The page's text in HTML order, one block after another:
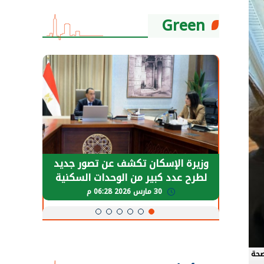
Green
وزيرة الإسكان تكشف عن تصور جديد
لطرح عدد كبير من الوحدات السكنية
بنظام الإيجار